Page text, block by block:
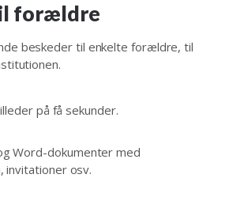
forældre
beskeder til enkelte forældre, til
på få sekunder.
Word-dokumenter med
invitationer osv.